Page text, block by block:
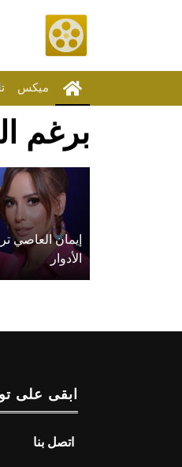
ميكس
برغم
إيمان العاصي
الأدوار
ابقى على
اتصل بنا